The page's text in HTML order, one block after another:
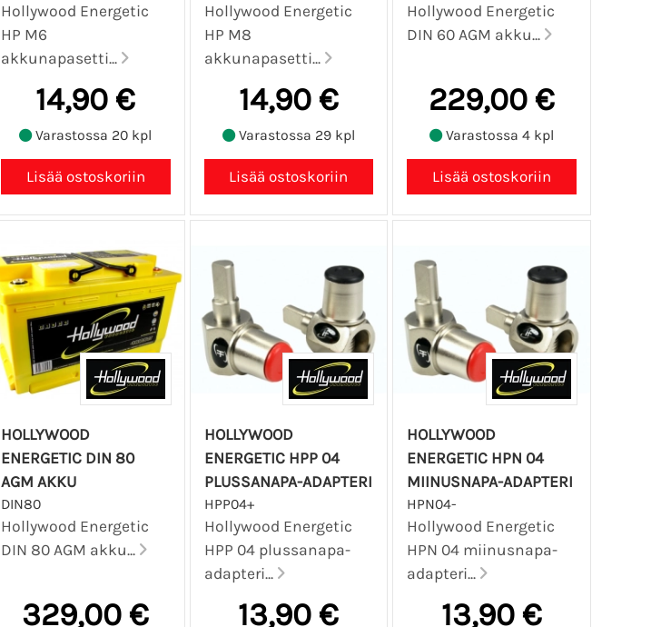
Hollywood Energetic
HP M6
akkunapasetti...
14,90 €
Varastossa 20 kpl
Hollywood Energetic
HP M8
akkunapasetti...
14,90 €
Varastossa 29 kpl
Hollywood Energetic
DIN 60 AGM akku...
229,00 €
Varastossa 4 kpl
HOLLYWOOD
ENERGETIC DIN 80
AGM AKKU
DIN80
Hollywood Energetic
DIN 80 AGM akku...
329,00 €
HOLLYWOOD
ENERGETIC HPP 04
PLUSSANAPA-ADAPTERI
HPP04+
Hollywood Energetic
HPP 04 plussanapa-
adapteri...
13,90 €
HOLLYWOOD
ENERGETIC HPN 04
MIINUSNAPA-ADAPTERI
HPN04-
Hollywood Energetic
HPN 04 miinusnapa-
adapteri...
13,90 €